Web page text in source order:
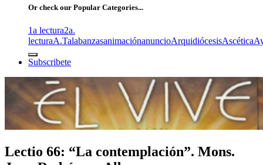
Or check our Popular Categories...
1a lectura2a.
lecturaA.TalabanzasanimaciónanuncioArquidiócesisAscética
Subscribete
Lectio 66: “La contemplación”. Mons.